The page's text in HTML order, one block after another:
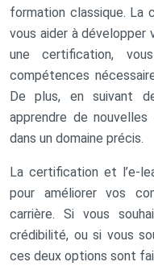
formation classique. La
vous aider à développer
une certification,
compétences
De plus, en suivant
apprendre de
dans un domaine précis.
La certification et l’e-
pour améliorer vos
carrière. Si vous
crédibilité, ou si vous
ces deux options sont